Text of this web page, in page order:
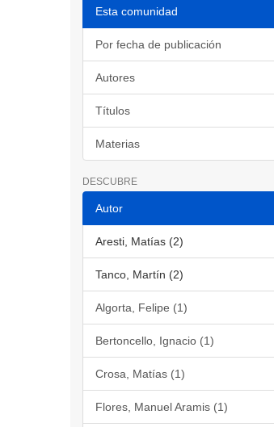
Esta comunidad
Por fecha de publicación
Autores
Títulos
Materias
DESCUBRE
Autor
Aresti, Matías (2)
Tanco, Martín (2)
Algorta, Felipe (1)
Bertoncello, Ignacio (1)
Crosa, Matías (1)
Flores, Manuel Aramis (1)